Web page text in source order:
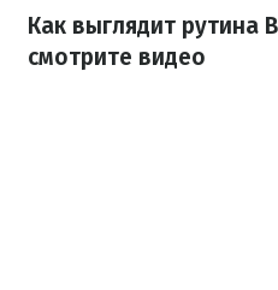
Как выглядит рутина
смотрите видео